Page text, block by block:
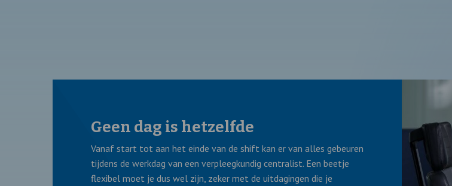
Geen dag is hetzelfde
Vanaf start tot aan het einde van de shift kan er van alles gebeuren
tijdens de werkdag van een verpleegkundig centralist. Een beetje
flexibel moet je dus wel zijn, zeker met de uitdagingen die je